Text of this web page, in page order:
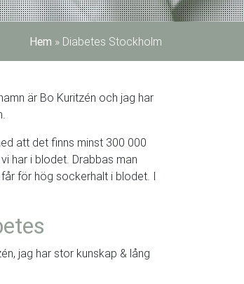
Hem » Diabetes Stockholm
är Bo Kuritzén och jag har
att det finns minst 300 000
har i blodet. Drabbas man
för hög sockerhalt i blodet. I
jag har stor kunskap & lång